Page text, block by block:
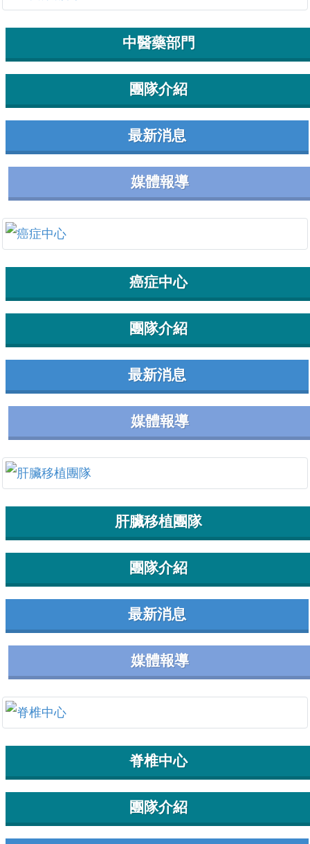
中醫藥部門
團隊介紹
最新消息
媒體報導
癌症中心
團隊介紹
最新消息
媒體報導
肝臟移植團隊
團隊介紹
最新消息
媒體報導
脊椎中心
團隊介紹